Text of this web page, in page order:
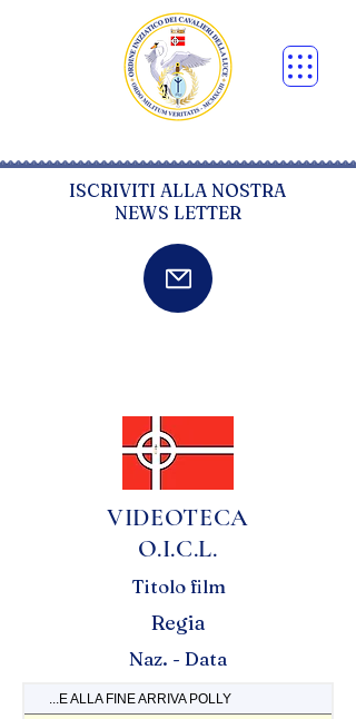
ISCRIVITI ALLA NOSTRA
NEWS LETTER
VIDEOTECA
O.I.C.L.
Titolo film
Regia
Naz. - Data
...E ALLA FINE ARRIVA POLLY